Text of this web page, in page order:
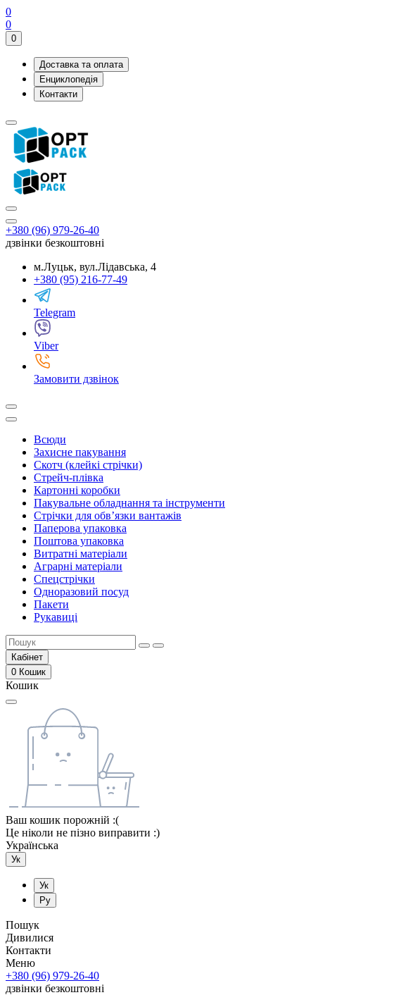
0
0
0
Доставка та оплата
Енциклопедія
Контакти
+380 (96) 979-26-40
дзвінки безкоштовні
м.Луцьк, вул.Лідавська, 4
+380 (95) 216-77-49
Telegram
Viber
Замовити дзвінок
Всюди
Захисне пакування
Скотч (клейкі стрічки)
Стрейч-плівка
Картонні коробки
Пакувальне обладнання та інструменти
Стрічки для обв’язки вантажів
Паперова упаковка
Поштова упаковка
Витратні матеріали
Аграрні матеріали
Спецстрічки
Одноразовий посуд
Пакети
Рукавиці
Кабінет
0 Кошик
Кошик
Ваш кошик порожній :(
Це ніколи не пізно виправити :)
Українська
Ук
Ук
Ру
Пошук
Дивилися
Контакти
Меню
+380 (96) 979-26-40
дзвінки безкоштовні